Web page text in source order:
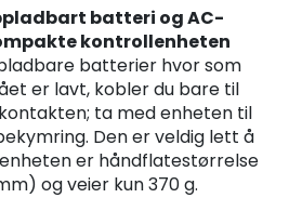
batteri og AC-
kontrollenheten
batterier hvor som
er lavt, kobler du bare til
ta med enheten til
Den er veldig lett å
er håndflatestørrelse
og veier kun 370 g.